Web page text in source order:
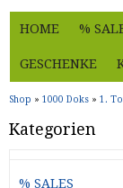
HOME %
GESCHENKE
Shop » 1000 Doks » 1.
Kategorien
% SALES